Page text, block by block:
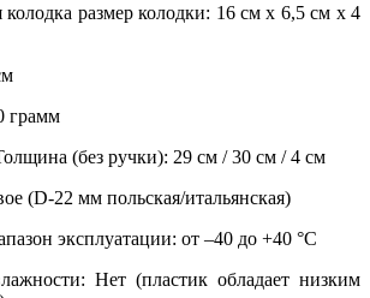
размер колодки: 16 см х 6,5 см х 4
грамм
(без ручки): 29 см / 30 см / 4 см
(D-22 мм польская/итальянская)
эксплуатации: от –40 до +40 °C
Нет (пластик обладает низким